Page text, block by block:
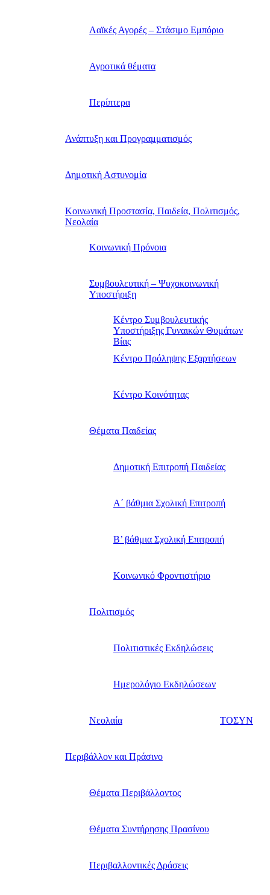
Λαϊκές Αγορές – Στάσιμο Εμπόριο
Αγροτικά θέματα
Περίπτερα
Ανάπτυξη και Προγραμματισμός
Δημοτική Αστυνομία
Κοινωνική Προστασία, Παιδεία, Πολιτισμός,
Νεολαία
Κοινωνική Πρόνοια
Συμβουλευτική – Ψυχοκοινωνική
Υποστήριξη
Κέντρο Συμβουλευτικής
Υποστήριξης Γυναικών Θυμάτων
Βίας
Κέντρο Πρόληψης Εξαρτήσεων
Κέντρο Κοινότητας
Θέματα Παιδείας
Δημοτική Επιτροπή Παιδείας
Α΄ βάθμια Σχολική Επιτροπή
B’ βάθμια Σχολική Επιτροπή
Κοινωνικό Φροντιστήριο
Πολιτισμός
Πολιτιστικές Εκδηλώσεις
Ημερολόγιο Εκδηλώσεων
Νεολαία ΤΟΣΥΝ
Περιβάλλον και Πράσινο
Θέματα Περιβάλλοντος
Θέματα Συντήρησης Πρασίνου
Περιβαλλοντικές Δράσεις